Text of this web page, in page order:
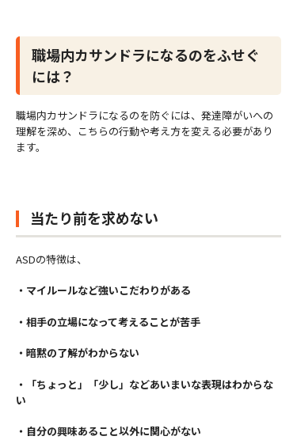
職場内カサンドラになるのをふせぐ
には？
職場内カサンドラになるのを防ぐには、発達障がいへの
理解を深め、こちらの行動や考え方を変える必要があり
ます。
当たり前を求めない
ASDの特徴は、
・マイルールなど強いこだわりがある
・相手の立場になって考えることが苦手
・暗黙の了解がわからない
・「ちょっと」「少し」などあいまいな表現はわからな
い
・自分の興味あること以外に関心がない